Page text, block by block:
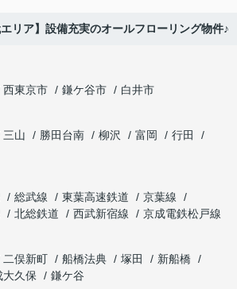
エリア】設備充実のオールフローリング物件♪
西東京市 鎌ケ谷市
白井市
三山 勝田台南 柳沢 富岡
行田
総武線 東葉高速鉄道
京葉線
北総鉄道 西武新宿線
京成電鉄松戸線
二俣新町 船橋法典 塚田
新船橋
大久保 鎌ケ谷